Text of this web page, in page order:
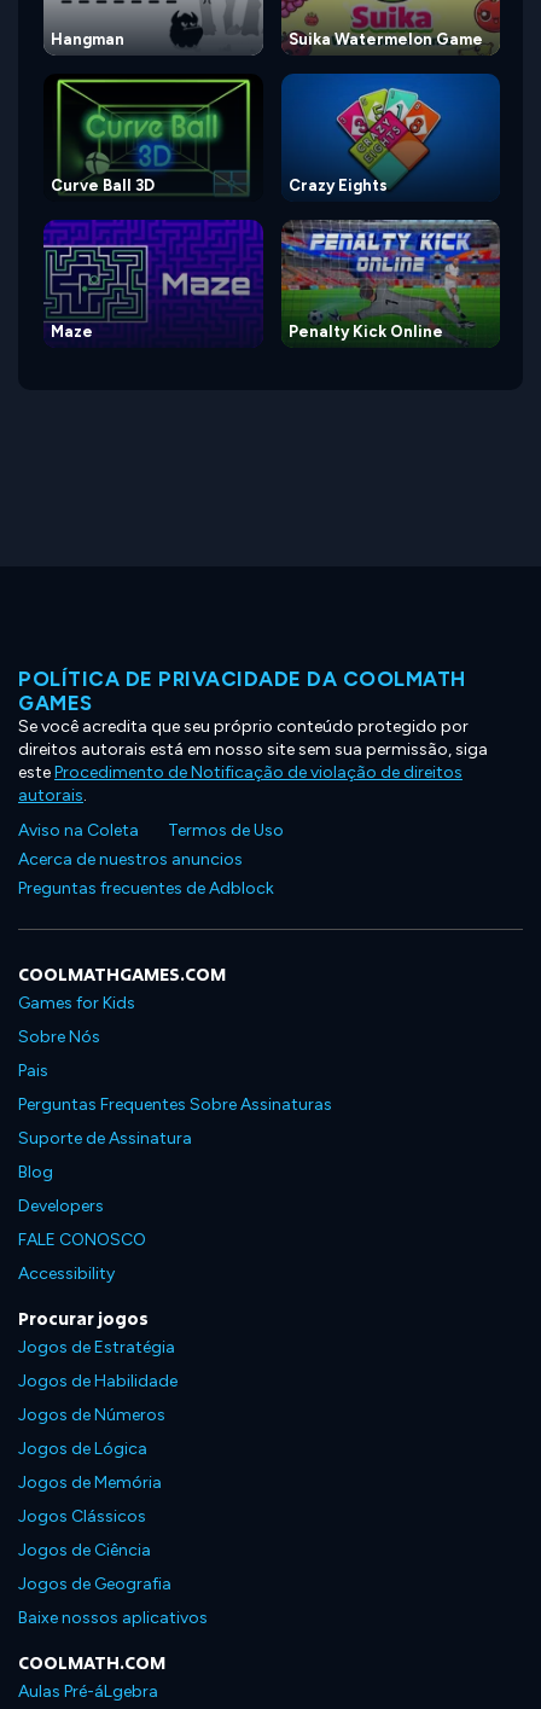
Hangman Suika Watermelon Game
Curve Ball 3D Crazy Eights
Maze Penalty Kick Online
POLÍTICA DE PRIVACIDADE DA COOLMATH
GAMES
Se você acredita que seu próprio conteúdo protegido por
direitos autorais está em nosso site sem sua permissão, siga
esteProcedimento de Notificação de violação de direitos
autorais.
Aviso na Coleta
Termos de Uso
Acerca de nuestros anuncios
Preguntas frecuentes de Adblock
COOLMATHGAMES.COM
Games for Kids
Sobre Nós
Pais
Perguntas Frequentes Sobre Assinaturas
Suporte de Assinatura
Blog
Developers
FALE CONOSCO
Accessibility
Procurar jogos
Jogos de Estratégia
Jogos de Habilidade
Jogos de Números
Jogos de Lógica
Jogos de Memória
Jogos Clássicos
Jogos de Ciência
Jogos de Geografia
Baixe nossos aplicativos
COOLMATH.COM
Aulas Pré-áLgebra